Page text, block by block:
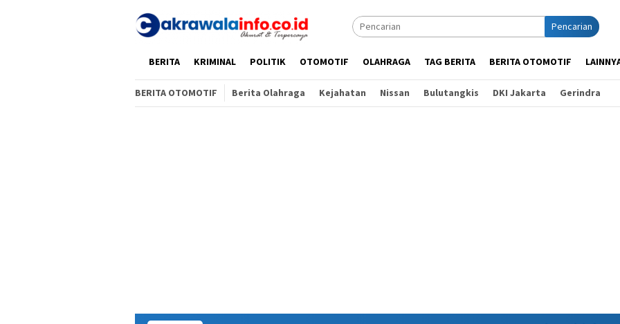
Pencarian
HOMEBERITA KRIMINAL POLITIK OTOMOTIF OLAHRAGA TAG BERITA BERITA OTOMOTIF
BERITA OTOMOTIF Berita Olahraga Kejahatan Nissan Bulutangkis DKI Jakarta Gerindra